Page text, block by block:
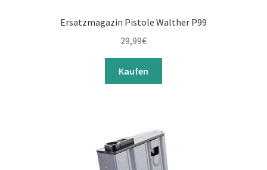
Ersatzmagazin Pistole Walther P99
29,99€
Kaufen